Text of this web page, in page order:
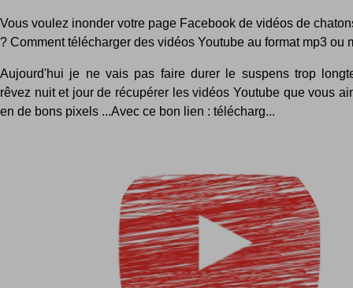
Vous voulez inonder votre page Facebook de vidéos de
? Comment télécharger des vidéos Youtube au format mp3 ou
Aujourd'hui je ne vais pas faire durer le suspens trop
rêvez nuit et jour de récupérer les vidéos Youtube que vous
en de bons pixels ...Avec ce bon lien : télécharg...